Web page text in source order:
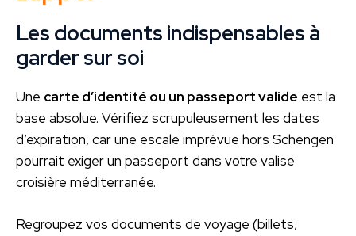
Les documents indispensables à
garder sur soi
Une carte d’identité ou un passeport valide est la
base absolue. Vérifiez scrupuleusement les dates
d’expiration, car une escale imprévue hors Schengen
pourrait exiger un passeport dans votre valise
croisière méditerranée.
Regroupez vos documents de voyage (billets,